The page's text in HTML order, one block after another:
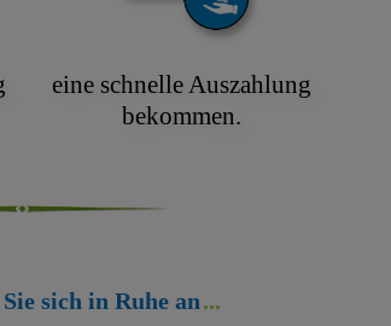
eine schnelle Auszahlung
bekommen.
sich in Ruhe an